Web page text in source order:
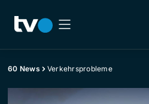
60 News Verkehrsprobleme